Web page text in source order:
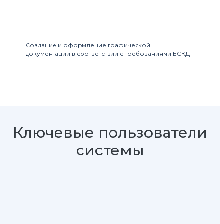
Создание и оформление графической
документации в соответствии с требованиями ЕСКД
Ключевые пользователи
системы